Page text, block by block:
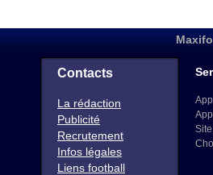
Contacts
La rédaction
Publicité
Recrutement
Infos légales
Liens football